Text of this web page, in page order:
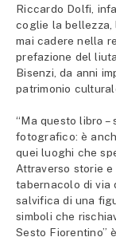
Riccardo Dolfi,
coglie la
mai cadere nella
prefazione del
Bisenzi, da anni
patrimonio
“Ma questo libro –
fotografico: è
quei luoghi che
Attraverso storie
tabernacolo di via
salvifica di una
simboli che
Sesto Fiorentino”